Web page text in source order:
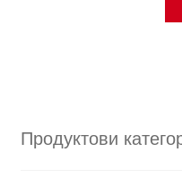
Продуктови